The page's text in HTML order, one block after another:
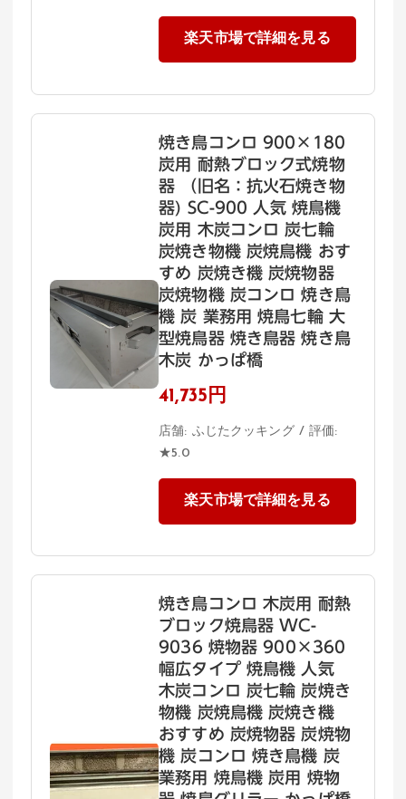
楽天市場で詳細を見る
焼き鳥コンロ 900×180
炭用 耐熱ブロック式焼物
器 （旧名：抗火石焼き物
器) SC-900 人気 焼鳥機
炭用 木炭コンロ 炭七輪
炭焼き物機 炭焼鳥機 おす
すめ 炭焼き機 炭焼物器
炭焼物機 炭コンロ 焼き鳥
機 炭 業務用 焼鳥七輪 大
型焼鳥器 焼き鳥器 焼き鳥
木炭 かっぱ橋
41,735円
店舗: ふじたクッキング / 評価:
★5.0
楽天市場で詳細を見る
焼き鳥コンロ 木炭用 耐熱
ブロック焼鳥器 WC-
9036 焼物器 900×360
幅広タイプ 焼鳥機 人気
木炭コンロ 炭七輪 炭焼き
物機 炭焼鳥機 炭焼き機
おすすめ 炭焼物器 炭焼物
機 炭コンロ 焼き鳥機 炭
業務用 焼鳥機 炭用 焼物